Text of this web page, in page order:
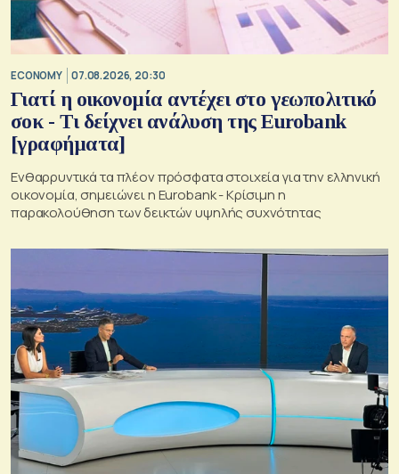
ECONOMY 07.08.2026, 20:30
Γιατί η οικονομία αντέχει στο γεωπολιτικό
σοκ - Τι δείχνει ανάλυση της Eurobank
[γραφήματα]
Ενθαρρυντικά τα πλέον πρόσφατα στοιχεία για την ελληνική
οικονομία, σημειώνει η Eurobank - Kρίσιμη η
παρακολούθηση των δεικτών υψηλής συχνότητας